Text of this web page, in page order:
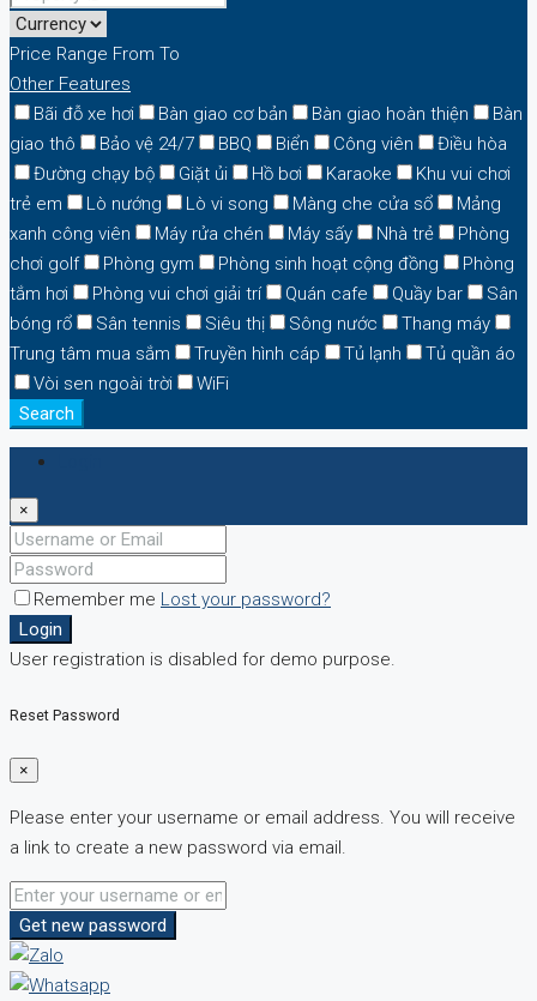
Price Range From To
Other Features
Bãi đỗ xe hơi
Bàn giao cơ bản Bàn giao hoàn thiện
Bàn
giao thô
Bảo vệ 24/7 BBQ Biển Công viên
Điều hòa
Đường chạy bộ
Giặt ủi Hồ bơi Karaoke
Khu vui chơi
trẻ em
Lò nướng Lò vi song Màng che cửa sổ
Mảng
xanh công viên
Máy rửa chén Máy sấy Nhà trẻ
Phòng
chơi golf
Phòng gym Phòng sinh hoạt cộng đồng
Phòng
tắm hơi
Phòng vui chơi giải trí Quán cafe Quầy bar
Sân
bóng rổ
Sân tennis Siêu thị Sông nước
Thang máy
Trung tâm mua sắm
Truyền hình cáp Tủ lạnh
Tủ quần áo
Vòi sen ngoài trời
WiFi
Search
×
Remember me Lost your password?
Login
User registration is disabled for demo purpose.
Reset Password
×
Please enter your username or email address. You will receive
a link to create a new password via email.
Get new password